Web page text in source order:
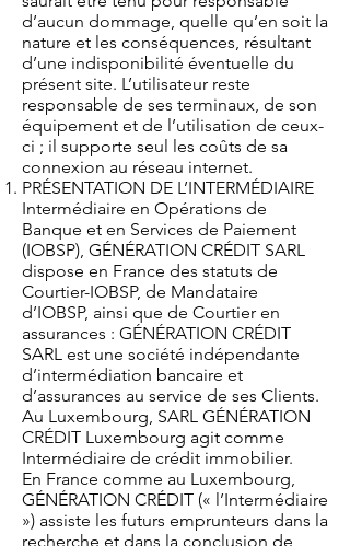
d’aucun dommage, quelle qu’en soit la
nature et les conséquences, résultant
d’une indisponibilité éventuelle du
présent site. L’utilisateur reste
responsable de ses terminaux, de son
équipement et de l’utilisation de ceux-
ci ; il supporte seul les coûts de sa
connexion au réseau internet.
PRÉSENTATION DE L’INTERMÉDIAIRE
Intermédiaire en Opérations de
Banque et en Services de Paiement
(IOBSP), GÉNÉRATION CRÉDIT SARL
dispose en France des statuts de
Courtier-IOBSP, de Mandataire
d’IOBSP, ainsi que de Courtier en
assurances : GÉNÉRATION CRÉDIT
SARL est une société indépendante
d’intermédiation bancaire et
d’assurances au service de ses Clients.
Au Luxembourg, SARL GÉNÉRATION
CRÉDIT Luxembourg agit comme
Intermédiaire de crédit immobilier.
En France comme au Luxembourg,
GÉNÉRATION CRÉDIT (« l’Intermédiaire
») assiste les futurs emprunteurs dans la
recherche et dans la conclusion de